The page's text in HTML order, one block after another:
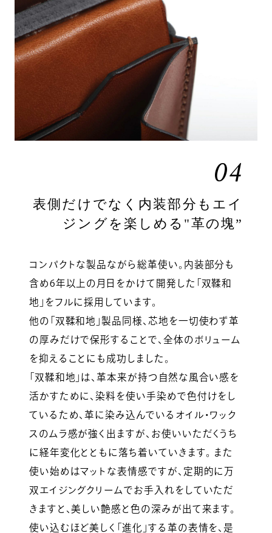
04
表側だけでなく内装部分もエイ
ジングを楽しめる"革の塊”
コンパクトな製品ながら総革使い。内装部分も
含め6年以上の月日をかけて開発した「双鞣和
地」をフルに採用しています。
他の「双鞣和地」製品同様、芯地を一切使わず革
の厚みだけで保形することで、全体のボリューム
を抑えることにも成功しました。
「双鞣和地」は、革本来が持つ自然な風合い感を
活かすために、染料を使い手染めで色付けをし
ているため、革に染み込んでいるオイル・ワック
スのムラ感が強く出ますが、お使いいただくうち
に経年変化とともに落ち着いていきます。 また
使い始めはマットな表情感ですが、定期的に万
双エイジングクリームでお手入れをしていただ
きますと、美しい艶感と色の深みが出て来ます。
使い込むほど美しく「進化」する革の表情を、是